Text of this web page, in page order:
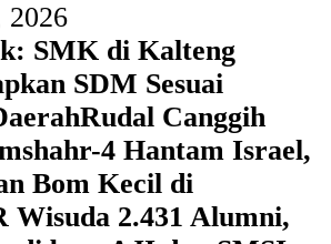
2026
SMK di Kalteng
SDM Sesuai
Rudal Canggih
4 Hantam Israel,
Bom Kecil di
Wisuda 2.431 Alumni,